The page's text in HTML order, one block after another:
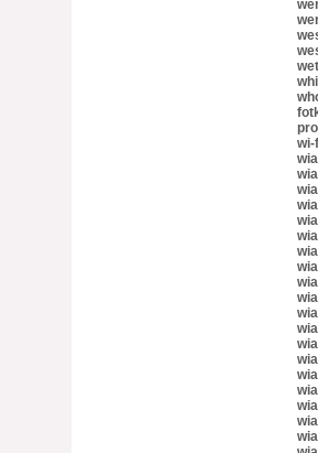
wi-